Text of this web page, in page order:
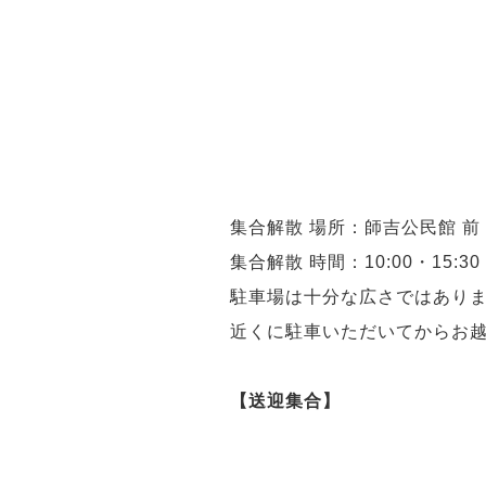
集合解散 場所：師吉公民館 前
集合解散 時間：10:00・15:30
駐車場は十分な広さではありま
近くに駐車いただいてからお
【送迎集合】